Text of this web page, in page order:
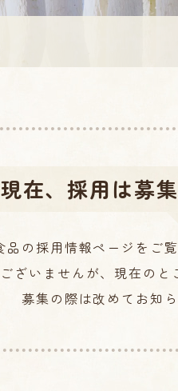
た
ん
ぼ漬
現在、採用は募
品の採用情報ページをご
ざいませんが、現在のと
募集の際は改めてお知